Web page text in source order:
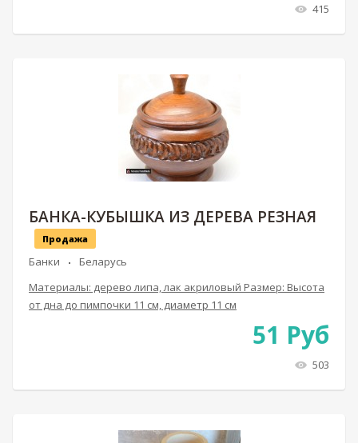
415
БАНКА-КУБЫШКА ИЗ ДЕРЕВА РЕЗНАЯ
Продажа
Банки
Беларусь
Материалы: дерево липа, лак акриловый Размер: Высота
от дна до пимпочки 11 см, диаметр 11 см
51 Руб
503